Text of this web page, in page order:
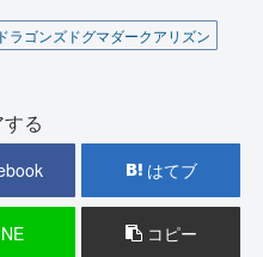
ドラゴンズドグマダークアリズン
る
はてブ
コピー